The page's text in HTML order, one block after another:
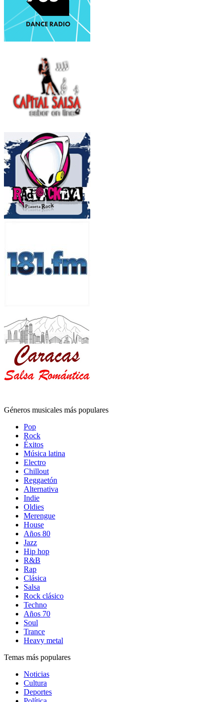
Géneros musicales más populares
Pop
Rock
Éxitos
Música latina
Electro
Chillout
Reggaetón
Alternativa
Indie
Oldies
Merengue
House
Años 80
Jazz
Hip hop
R&B
Rap
Clásica
Salsa
Rock clásico
Techno
Años 70
Soul
Trance
Heavy metal
Temas más populares
Noticias
Cultura
Deportes